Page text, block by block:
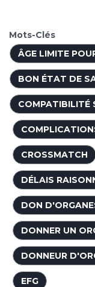
Mots-Clés
ÂGE LIMITE
BON ÉTAT DE
COMPATIBILITÉ
CROSSMATCH
DÉLAIS
DON
DONNER UN
DONNEUR
EFG